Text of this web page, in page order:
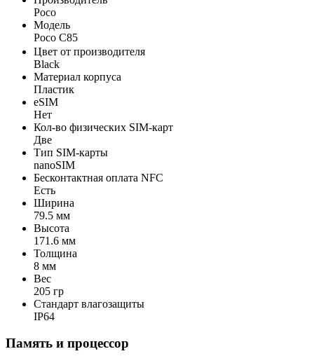
Poco
Модель
Poco C85
Цвет от производителя
Black
Материал корпуса
Пластик
eSIM
Нет
Кол-во физических SIM-карт
Две
Тип SIM-карты
nanoSIM
Беcконтактная оплата NFC
Есть
Ширина
79.5 мм
Высота
171.6 мм
Толщина
8 мм
Вес
205 гр
Стандарт влагозащиты
IP64
Память и процессор